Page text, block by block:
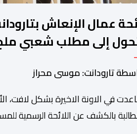
عمال الإنعاش
إلى مطلب شعبي
يجيب؟.
تارودانت: موسى محراز
في الاونة الاخيرة بشكل لافت،
بالكشف عن اللائحة الرسمية